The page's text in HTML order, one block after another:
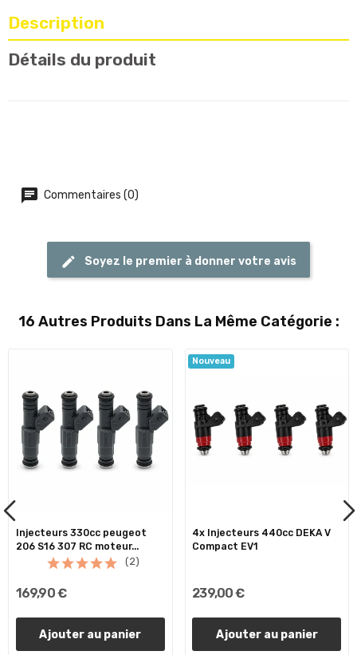
Description
Détails du produit
Commentaires (0)
Soyez le premier à donner votre avis
16 Autres Produits Dans La Même Catégorie :
Injecteurs 330cc peugeot
206 S16 307 RC moteur...
(2)
169,90 €
Ajouter au panier
Nouveau
4x Injecteurs 440cc DEKA V
Compact EV1
239,00 €
Ajouter au panier